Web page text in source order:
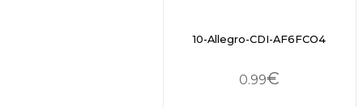
10-Allegro-CDI-AF6FCO4
0.99€